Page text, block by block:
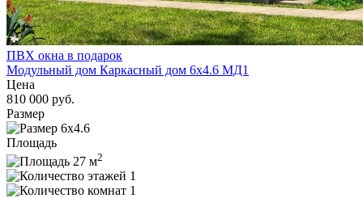
ПВХ окна в подарок
Модульный дом Каркасный дом 6х4.6 МД1
Цена
810 000 руб.
Размер
6х4.6
Площадь
27 м2
1
1